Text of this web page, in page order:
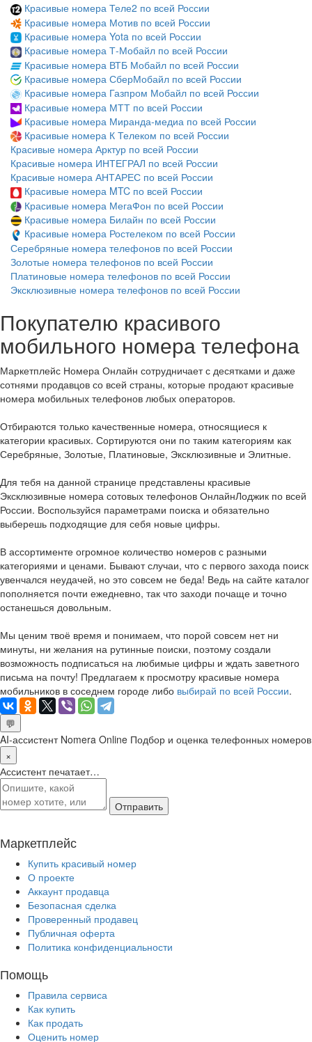
Красивые номера Теле2 по всей России
Красивые номера Мотив по всей России
Красивые номера Yota по всей России
Красивые номера Т-Мобайл по всей России
Красивые номера ВТБ Мобайл по всей России
Красивые номера СберМобайл по всей России
Красивые номера Газпром Мобайл по всей России
Красивые номера МТТ по всей России
Красивые номера Миранда-медиа по всей России
Красивые номера К Телеком по всей России
Красивые номера Арктур по всей России
Красивые номера ИНТЕГРАЛ по всей России
Красивые номера АНТАРЕС по всей России
Красивые номера MTC по всей России
Красивые номера МегаФон по всей России
Красивые номера Билайн по всей России
Красивые номера Ростелеком по всей России
Серебряные номера телефонов по всей России
Золотые номера телефонов по всей России
Платиновые номера телефонов по всей России
Эксклюзивные номера телефонов по всей России
Покупателю красивого
мобильного номера телефона
Маркетплейс Номера Онлайн сотрудничает с десятками и даже
сотнями продавцов со всей страны, которые продают красивые
номера мобильных телефонов любых операторов.
Отбираются только качественные номера, относящиеся к
категории красивых. Сортируются они по таким категориям как
Серебряные, Золотые, Платиновые, Эксклюзивные и Элитные.
Для тебя на данной странице представлены красивые
Эксклюзивные номера сотовых телефонов ОнлайнЛоджик по всей
России. Воспользуйся параметрами поиска и обязательно
выберешь подходящие для себя новые цифры.
В ассортименте огромное количество номеров с разными
категориями и ценами. Бывают случаи, что с первого захода поиск
увенчался неудачей, но это совсем не беда! Ведь на сайте каталог
пополняется почти ежедневно, так что заходи почаще и точно
останешься довольным.
Мы ценим твоё время и понимаем, что порой совсем нет ни
минуты, ни желания на рутинные поиски, поэтому создали
возможность подписаться на любимые цифры и ждать заветного
письма на почту! Предлагаем к просмотру красивые номера
мобильников в соседнем городе либо выбирай по всей России.
💬
AI-ассистент Nomera Online Подбор и оценка телефонных номеров
×
Ассистент печатает…
Отправить
Маркетплейс
Купить красивый номер
О проекте
Аккаунт продавца
Безопасная сделка
Проверенный продавец
Публичная оферта
Политика конфиденциальности
Помощь
Правила сервиса
Как купить
Как продать
Оценить номер